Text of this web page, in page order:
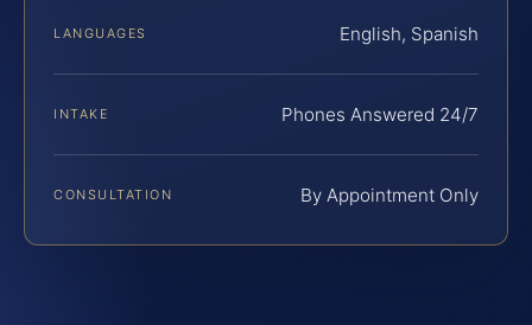
LANGUAGES English, Spanish
INTAKE Phones Answered 24/7
CONSULTATION By Appointment Only